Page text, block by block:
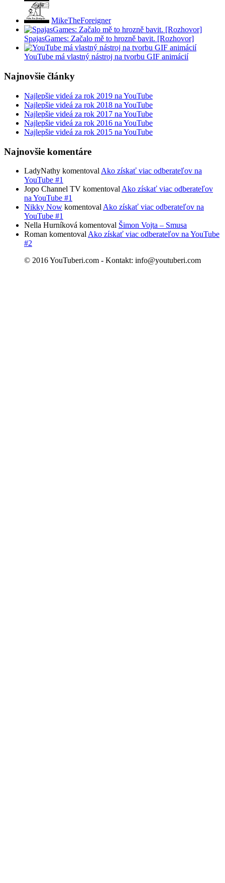
MikeTheForeigner
SpajasGames: Začalo mě to hrozně bavit. [Rozhovor]
YouTube má vlastný nástroj na tvorbu GIF animácií
Najnovšie články
Najlepšie videá za rok 2019 na YouTube
Najlepšie videá za rok 2018 na YouTube
Najlepšie videá za rok 2017 na YouTube
Najlepšie videá za rok 2016 na YouTube
Najlepšie videá za rok 2015 na YouTube
Najnovšie komentáre
LadyNathy komentoval Ako získať viac odberateľov na
YouTube #1
Jopo Channel TV komentoval Ako získať viac odberateľov
na YouTube #1
Nikky Now komentoval Ako získať viac odberateľov na
YouTube #1
Nella Hurníková komentoval Šimon Vojta – Smusa
Roman komentoval Ako získať viac odberateľov na YouTube
#2
© 2016 YouTuberi.com - Kontakt: info@youtuberi.com